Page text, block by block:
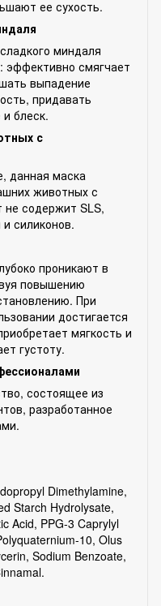
ее сухость.
миндаля
эффективно смягчает
выпадение
придавать
блеск.
с
данная маска
животных с
не содержит SLS,
силиконов.
проникают в
повышению
При
достигается
мягкость и
густоту.
состоящее из
разработанное
Dimethylamine,
Starch Hydrolysate,
Acid, PPG-3 Caprylyl
10, Olus
Sodium Benzoate,